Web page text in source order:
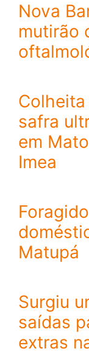
Nova
mutirão
safra
em
Imea
Matupá
Surgiu
saídas
extras